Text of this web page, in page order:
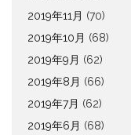
2019年11月 (70)
2019年10月 (68)
2019年9月 (62)
2019年8月 (66)
2019年7月 (62)
2019年6月 (68)